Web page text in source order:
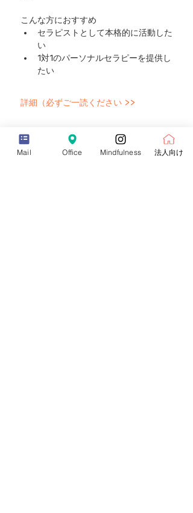
こんな方におすすめ
セラピストとして本格的に活動した
い
1対1のパーソナルセラピーを提供し
たい
詳細（必ずご一読ください >>
チケット
Mail Office Mindfulness 法人向け